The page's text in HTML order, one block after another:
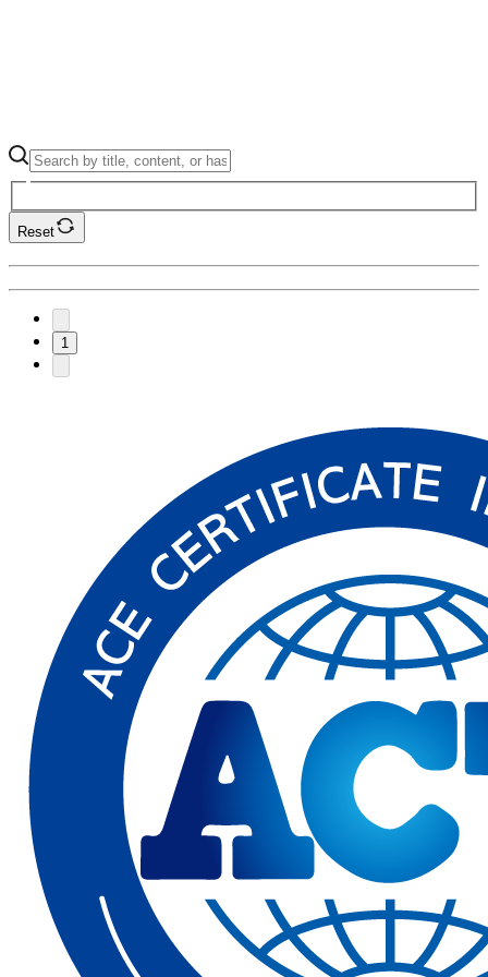
Reset
1